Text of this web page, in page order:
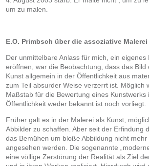
um zu malen.
E.O. Primbsch über die assoziative Malerei
Der unmittelbare Anlass für mich, ein eigenes
eröffnen, war die Beobachtung, dass das
Kunst allgemein in der Öffentlichkeit aus
zum Teil absurder Weise verzerrt ist. Möglich
Maßstab für die Bewertung eines Kunstwerks
Öffentlichkeit weder bekannt ist noch vorliegt.
Früher galt es in der Malerei als Kunst,
Abbilder zu schaffen. Aber seit der Erfindung
das Bemühen um bloße Abbildung nicht mehr
angesehen werden. Die sogenannte
eine völlige Zerstörung der Realität als Ziel